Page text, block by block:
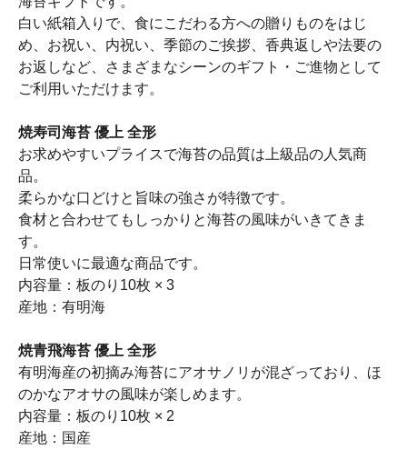
白い紙箱入りで、食にこだわる方への贈りものをはじ
め、お祝い、内祝い、季節のご挨拶、香典返しや法要の
お返しなど、さまざまなシーンのギフト・ご進物として
ご利用いただけます。
焼寿司海苔 優上 全形
お求めやすいプライスで海苔の品質は上級品の人気商
品。
柔らかな口どけと旨味の強さが特徴です。
食材と合わせてもしっかりと海苔の風味がいきてきま
す。
日常使いに最適な商品です。
内容量：板のり10枚 × 3
産地：有明海
焼青飛海苔 優上 全形
有明海産の初摘み海苔にアオサノリが混ざっており、ほ
のかなアオサの風味が楽しめます。
内容量：板のり10枚 × 2
産地：国産